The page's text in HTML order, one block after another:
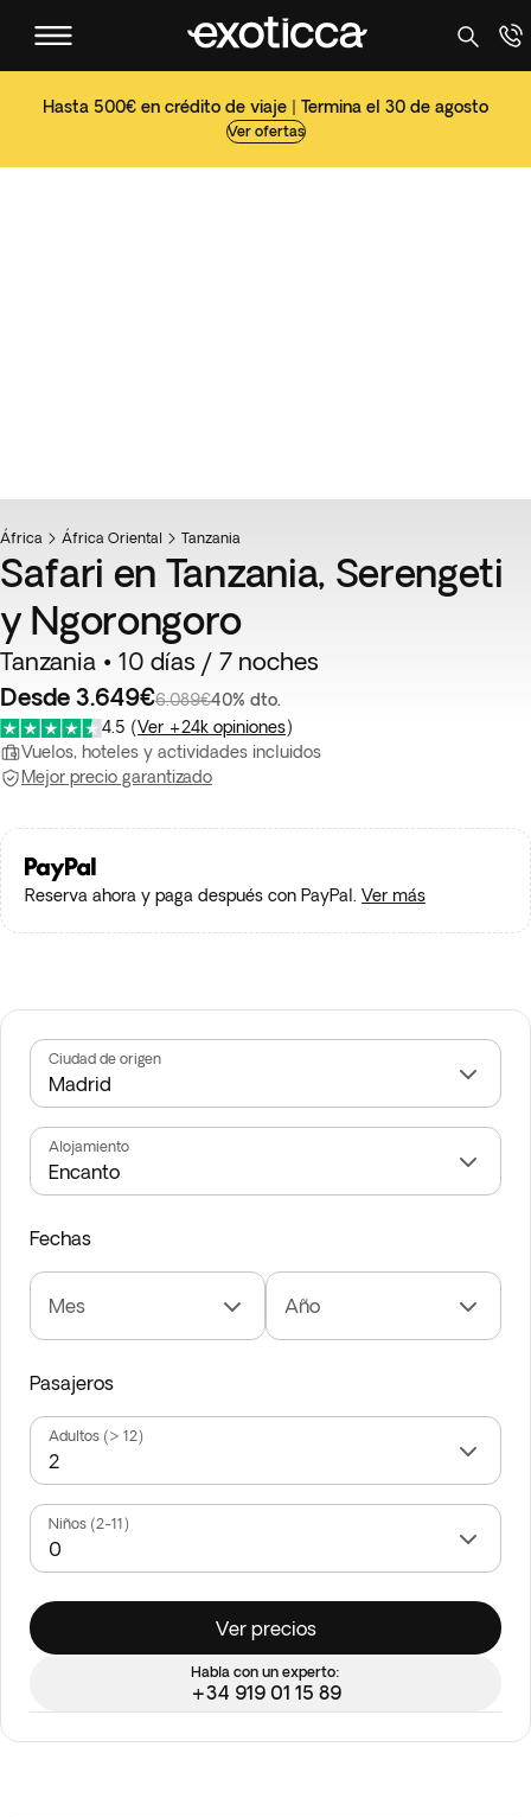
Hasta 500€ en crédito de viaje | Termina el 30 de agosto
Ver ofertas
África África Oriental Tanzania
Safari en Tanzania, Serengeti
y Ngorongoro
Tanzania • 10 días / 7 noches
Desde 3.649€6.089€40% dto.
4.5 (Ver +24k opiniones)
Vuelos, hoteles y actividades incluidos
Mejor precio garantizado
Reserva ahora y paga después con PayPal. Ver más
Ciudad de origen
Alojamiento
Fechas
Mes Año
Pasajeros
Adultos (> 12)
Niños (2-11)
Ver precios
Habla con un experto:
+34 919 01 15 89